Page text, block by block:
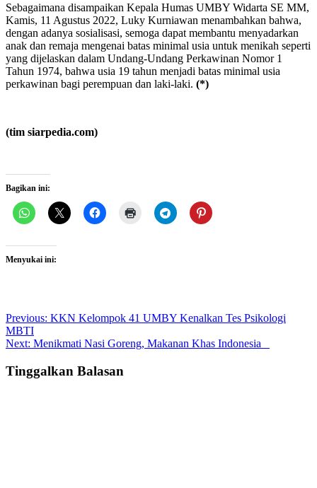
Sebagaimana disampaikan Kepala Humas UMBY Widarta SE MM,
Kamis, 11 Agustus 2022, Luky Kurniawan menambahkan bahwa,
dengan adanya sosialisasi, semoga dapat membantu menyadarkan
anak dan remaja mengenai batas minimal usia untuk menikah seperti
yang dijelaskan dalam Undang-Undang Perkawinan Nomor 1
Tahun 1974, bahwa usia 19 tahun menjadi batas minimal usia
perkawinan bagi perempuan dan laki-laki. (*)
(tim siarpedia.com)
Bagikan ini:
Menyukai ini:
Post
navigation
Previous: KKN Kelompok 41 UMBY Kenalkan Tes Psikologi
MBTI
Next: Menikmati Nasi Goreng, Makanan Khas Indonesia
Tinggalkan Balasan